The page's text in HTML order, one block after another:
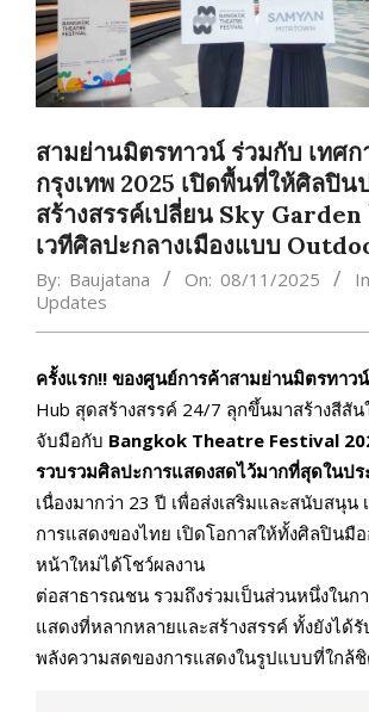
สามย่านมิตรทาวน์ ร่วมกับ เทศก
กรุงเทพ 2025 เปิดพื้นที่ให้ศิลปิน
สร้างสรรค์เปลี่ยน Sky Garden
เวทีศิลปะกลางเมืองแบบ
By: Baujatana On: 08/11/2025
Updates
ครั้งแรก!! ของศูนย์การค้าสามย่านมิตรทาวน์
Hub สุดสร้างสรรค์ 24/7 ลุกขึ้นมาสร้างสีสัน
จับมือกับ Bangkok Theatre Festival
รวบรวมศิลปะการแสดงสดไว้มากที่สุดในปร
เนื่องมากว่า 23 ปี เพื่อส่งเสริมและสนับสนุน
การแสดงของไทย เปิดโอกาสให้ทั้งศิลปินมื
หน้าใหม่ได้โชว์ผลงาน
ต่อสาธารณชน รวมถึงร่วมเป็นส่วนหนึ่งในก
แสดงที่หลากหลายและสร้างสรรค์ ทั้งยังได้
พลังความสดของการแสดงในรูปแบบที่ใกล้